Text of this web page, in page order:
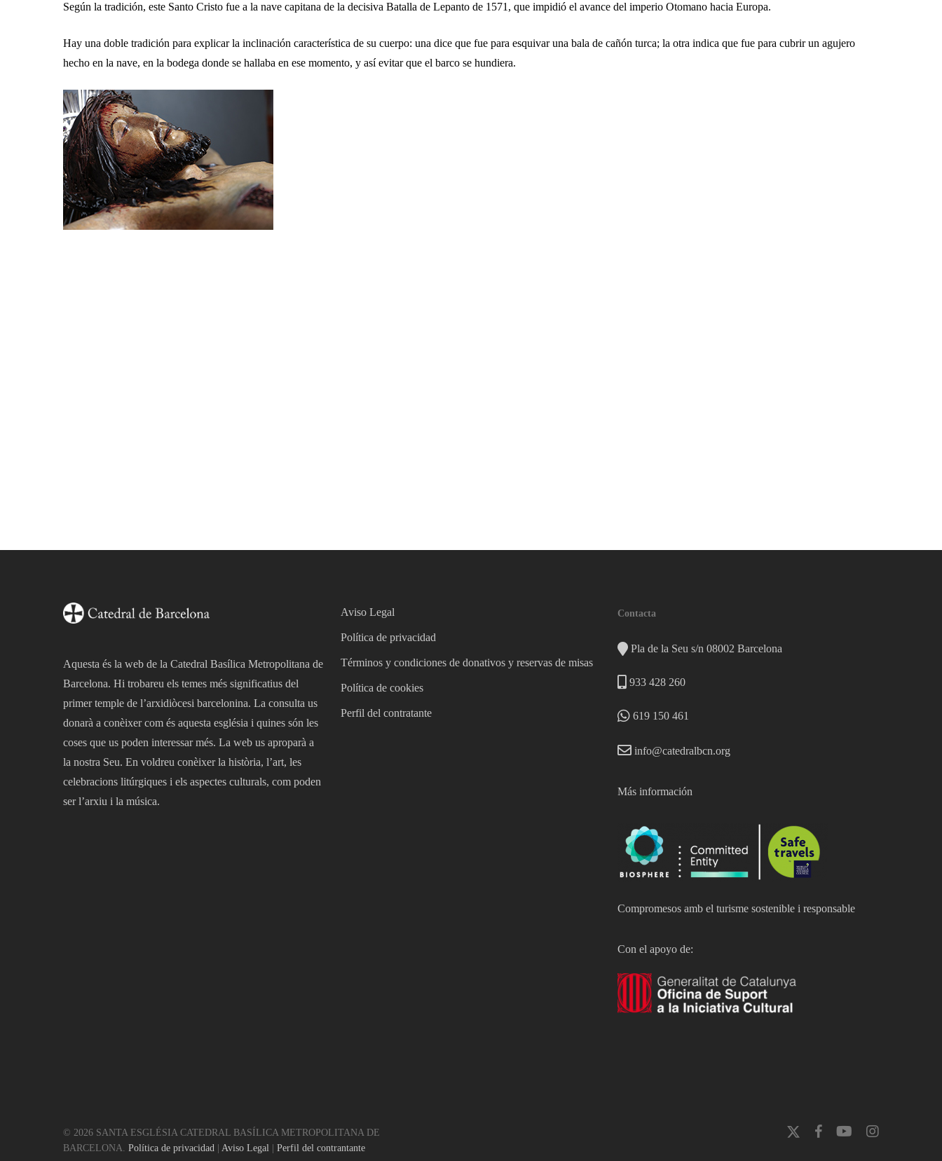
Según la tradición, este Santo Cristo fue a la nave capitana de la decisiva Batalla de Lepanto de 1571, que impidió el avance del imperio Otomano hacia Europa.
Hay una doble tradición para explicar la inclinación característica de su cuerpo: una dice que fue para esquivar una bala de cañón turca; la otra indica que fue para cubrir un agujero
hecho en la nave, en la bodega donde se hallaba en ese momento, y así evitar que el barco se hundiera.
Aquesta és la web de la Catedral Basílica Metropolitana de
Barcelona. Hi trobareu els temes més significatius del
primer temple de l’arxidiòcesi barcelonina. La consulta us
donarà a conèixer com és aquesta església i quines són les
coses que us poden interessar més. La web us aproparà a
la nostra Seu. En voldreu conèixer la història, l’art, les
celebracions litúrgiques i els aspectes culturals, com poden
ser l’arxiu i la música.
Aviso Legal
Política de privacidad
Términos y condiciones de donativos y reservas de misas
Política de cookies
Perfil del contratante
Contacta
Pla de la Seu s/n 08002 Barcelona
933 428 260
619 150 461
info@catedralbcn.org
Más información
Compromesos amb el turisme sostenible i responsable
Con el apoyo de:
© 2026 SANTA ESGLÉSIA CATEDRAL BASÍLICA METROPOLITANA DE
BARCELONA. Política de privacidad Aviso Legal Perfil del contrantante
x-
facebookyoutubeinstagram